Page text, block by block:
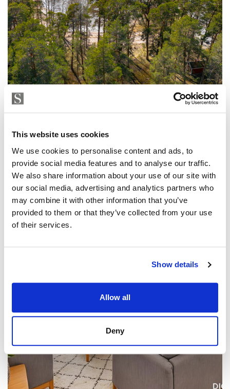
This website uses cookies
We use cookies to personalise content and ads, to
provide social media features and to analyse our traffic.
We also share information about your use of our site with
our social media, advertising and analytics partners who
may combine it with other information that you’ve
provided to them or that they’ve collected from your use
of their services.
Show details
Allow all
Deny
OMAKOTITALO, HELSINKI
Kallvikinniementie 33, Kallahti
304 m² / 329,50 m² • 2 980 000 € • Asunto 1: 4 h, k,... • 2008